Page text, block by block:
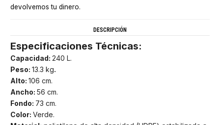
devolvemos tu dinero.
DESCRIPCIÓN
Especificaciones Técnicas:
Capacidad: 240 L.
Peso: 13.3 kg.
Alto: 106 cm.
Ancho: 56 cm.
Fondo: 73 cm.
Color: Verde.